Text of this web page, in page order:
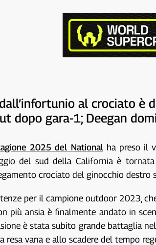
al crociato è
dopo gara-1; Deegan
2025 del Nationalha preso il
del sud della California è
crociato del ginocchio destro
per il campione outdoor 2023,
più ansia è finalmente andato in
è stata subito grande battaglia
resa vana e allo scadere del tempo